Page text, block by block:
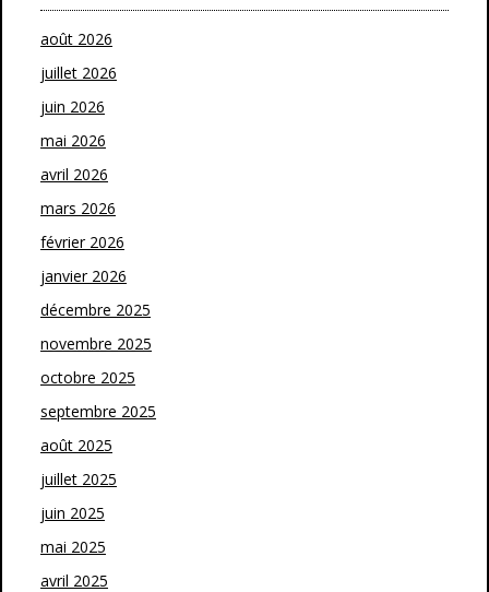
août 2026
juillet 2026
juin 2026
mai 2026
avril 2026
mars 2026
février 2026
janvier 2026
décembre 2025
novembre 2025
octobre 2025
septembre 2025
août 2025
juillet 2025
juin 2025
mai 2025
avril 2025